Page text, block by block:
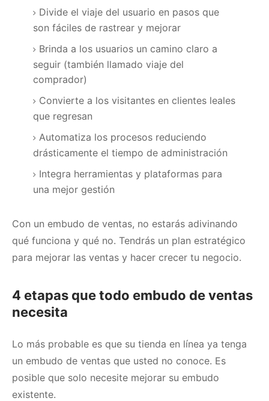
Divide el viaje del usuario en pasos que
son fáciles de rastrear y mejorar
Brinda a los usuarios un camino claro a
seguir (también llamado viaje del
comprador)
Convierte a los visitantes en clientes leales
que regresan
Automatiza los procesos reduciendo
drásticamente el tiempo de administración
Integra herramientas y plataformas para
una mejor gestión
Con un embudo de ventas, no estarás adivinando
qué funciona y qué no. Tendrás un plan estratégico
para mejorar las ventas y hacer crecer tu negocio.
4 etapas que todo embudo de ventas
necesita
Lo más probable es que su tienda en línea ya tenga
un embudo de ventas que usted no conoce. Es
posible que solo necesite mejorar su embudo
existente.